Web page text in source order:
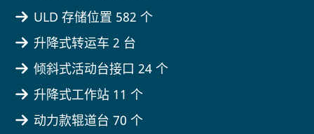
ULD 存储位置 582 个
升降式转运车 2 台
倾斜式活动台接口 24 个
升降式工作站 11 个
动力款辊道台 70 个